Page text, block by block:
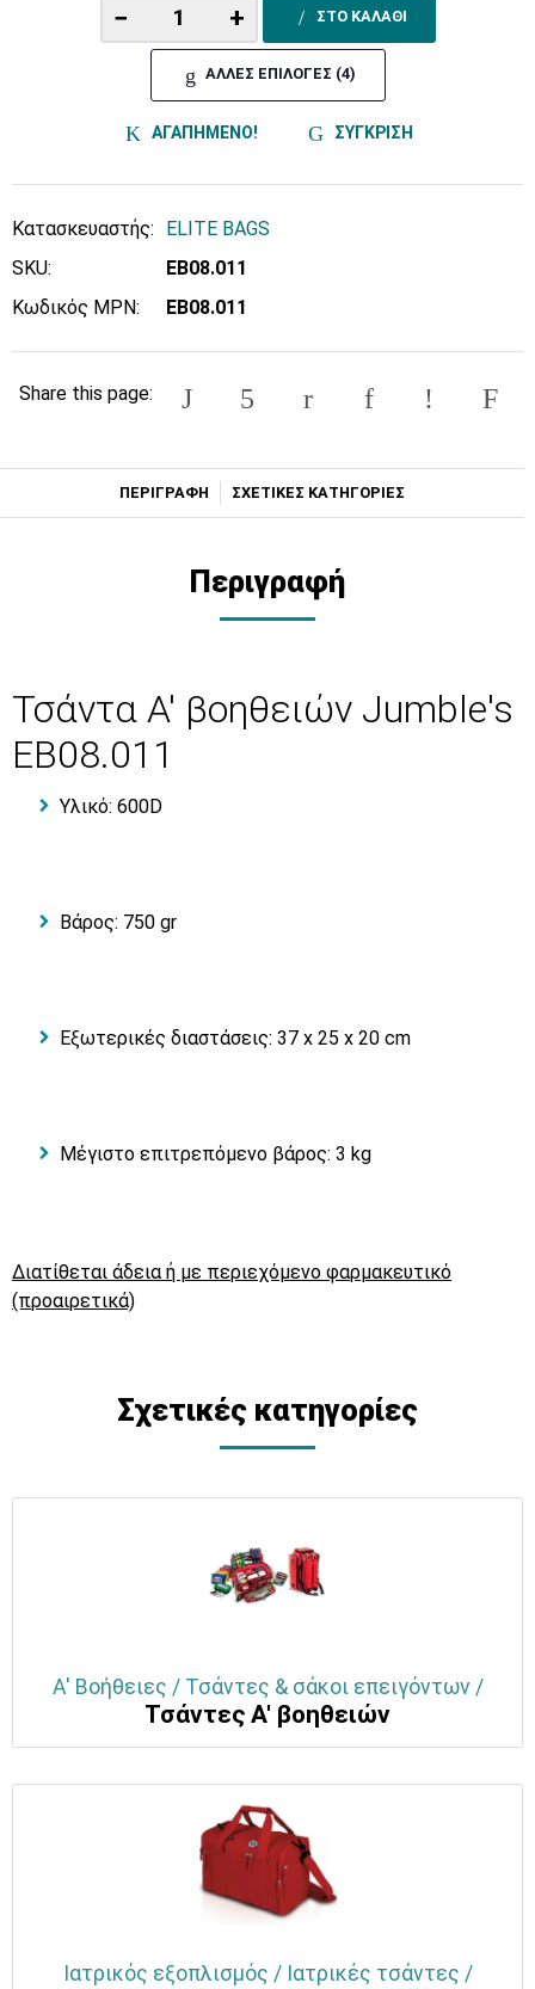
− + ΣΤΟ ΚΑΛΑΘΙ
ΑΛΛΕΣ ΕΠΙΛΟΓΕΣ (4)
ΑΓΑΠΗΜΕΝΟ! ΣΥΓΚΡΙΣΗ
Κατασκευαστής:
ELITE BAGS
SKU:
EB08.011
Κωδικός MPN:
EB08.011
Share this page:
ΠΕΡΙΓΡΑΦΗ ΣΧΕΤΙΚΕΣ ΚΑΤΗΓΟΡΙΕΣ
Περιγραφή
Τσάντα Α' βοηθειών Jumble's
EB08.011
Υλικό: 600D
Βάρος: 750 gr
Εξωτερικές διαστάσεις: 37 x 25 x 20 cm
Μέγιστο επιτρεπόμενο βάρος: 3 kg
Διατίθεται άδεια ή με περιεχόμενο φαρμακευτικό
(προαιρετικά)
Σχετικές κατηγορίες
Α' Βοήθειες / Τσάντες & σάκοι επειγόντων /
Τσάντες Α' βοηθειών
Ιατρικός εξοπλισμός / Ιατρικές τσάντες /